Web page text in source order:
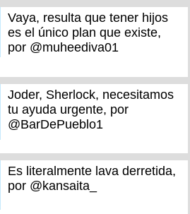
Vaya, resulta que tener hijos
es el único plan que existe,
por @muheediva01
Joder, Sherlock, necesitamos
tu ayuda urgente, por
@BarDePueblo1
Es literalmente lava derretida,
por @kansaita_